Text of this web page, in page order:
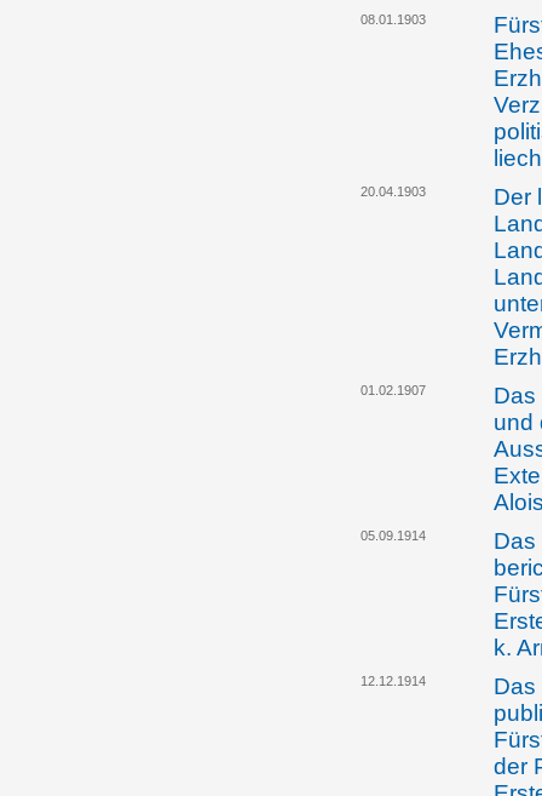
08.01.1903
20.04.1903
Der
01.02.1907
Das
und
05.09.1914
Das
k.
12.12.1914
Das
der